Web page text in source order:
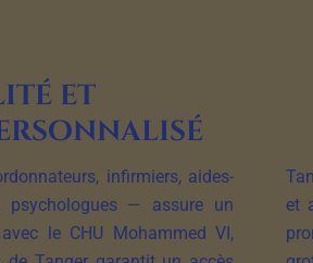
et
infirmiers, aides-
psychologues — assure un
le CHU Mohammed VI,
et